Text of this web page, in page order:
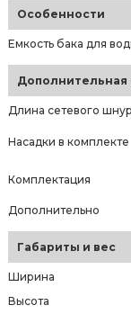
Особенности
Емкость бака для
Длина сетевого
Насадки в комплекте
Комплектация
Дополнительно
Габариты и вес
Ширина
Высота